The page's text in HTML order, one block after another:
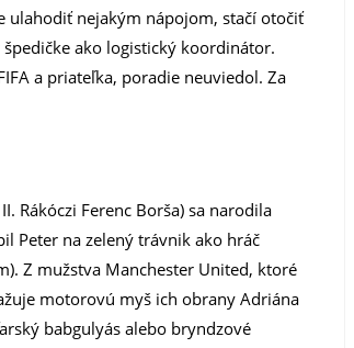
ulahodiť nejakým nápojom, stačí otočiť
ako logistický koordinátor.
a priateľka, poradie neuviedol. Za
Rákóczi Ferenc Borša) sa narodila
Peter na zelený trávnik ako hráč
Z mužstva Manchester United, ktoré
motorovú myš ich obrany Adriána
babgulyás alebo bryndzové